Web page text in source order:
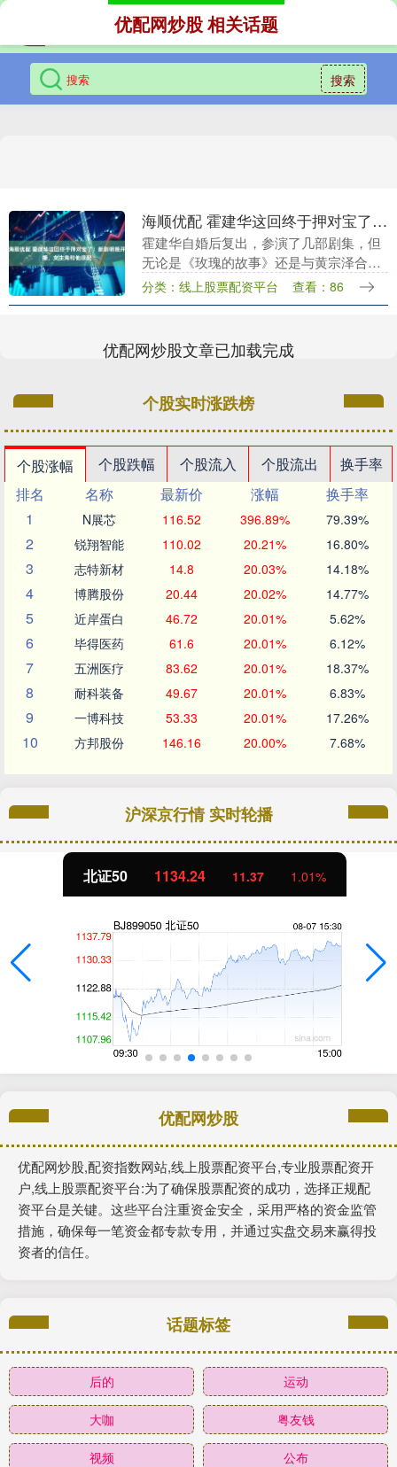
搜索
优配网炒股 相关话题
海顺优配 霍建华这回终于押对宝了！新剧明晚开播，女主角和他很配
霍建华自婚后复出，参演了几部剧集，但
无论是《玫瑰的故事》还是与黄宗泽合演
的悬疑剧《搏忆》，都未能引起太大的反
响。在《玫瑰的故事》中，他客串了灵魂
分类：线上股票配资平台 查看：86
优配网炒股文章已加载完成
个股实时涨跌榜
个股涨幅 个股跌幅 个股流入 个股流出
换手率
排名
名称 最新价 涨幅
换手率
1
N展芯 116.52 396.89% 79.39%
2 锐翔智能 110.02 20.21% 16.80%
3 志特新材 14.8 20.03% 14.18%
4 博腾股份 20.44 20.02% 14.77%
5 近岸蛋白 46.72 20.01% 5.62%
6 毕得医药 61.6 20.01% 6.12%
7 五洲医疗 83.62 20.01% 18.37%
8 耐科装备 49.67 20.01% 6.83%
9 一博科技 53.33 20.01% 17.26%
10 方邦股份 146.16 20.00% 7.68%
沪深京行情 实时轮播
北证50 1134.24 11.37 1.01%
优配网炒股
优配网炒股,配资指数网站,线上股票配资平台,专业股票配资开
户,线上股票配资平台:为了确保股票配资的成功，选择正规配
资平台是关键。这些平台注重资金安全，采用严格的资金监管
措施，确保每一笔资金都专款专用，并通过实盘交易来赢得投
资者的信任。
话题标签
后的 运动
大咖 粤友钱
视频 公布